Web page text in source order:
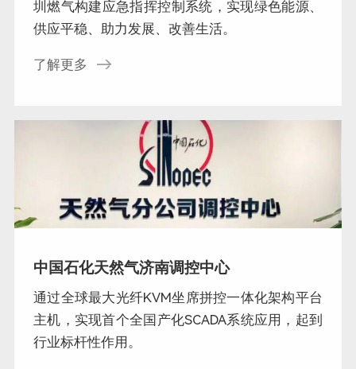
圳燃气构建应急指挥控制系统，实现绿色能源、
供应平稳、助力发展、改善生活。
了解更多
中国石化天然气济南调控中心
通过全球最大光纤KVM坐席拼控一体化架构平台
主机，实现首个全国产化SCADA系统应用，起到
行业标杆性作用。